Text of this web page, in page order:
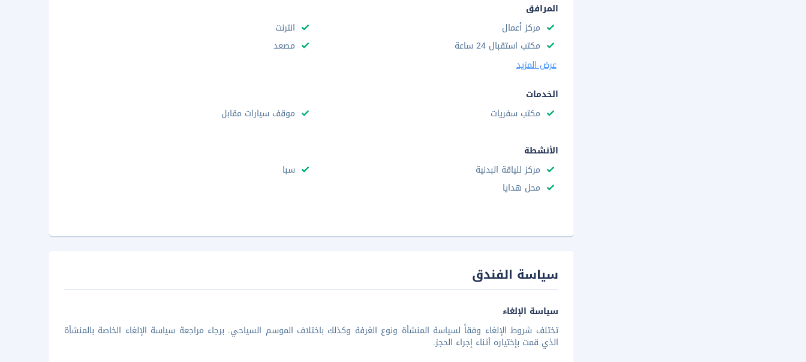
المرافق
مركز أعمال
انترنت
مكتب استقبال 24 ساعة
مصعد
عرض المزيد
الخدمات
مكتب سفريات
موقف سيارات مقابل
الأنشطة
مركز للياقة البدنية
سبا
محل هدايا
سياسة الفندق
سياسة الإلغاء
تختلف شروط الإلغاء وفقاً لسياسة المنشأة ونوع الغرفة وكذلك باختلاف الموسم السياحي. برجاء مراجعة سياسة الإلغاء الخاصة بالمنشأة
الذي قمت بإختياره أثناء إجراء الحجز.